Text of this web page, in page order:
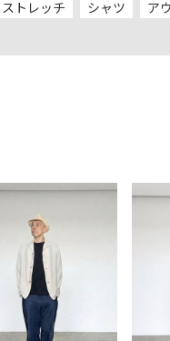
ストレッチ シャツ ア